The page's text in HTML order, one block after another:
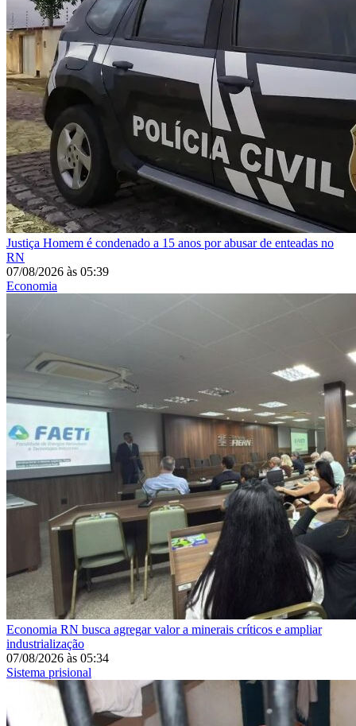
Justiça Homem é condenado a 15 anos por abusar de enteadas no
RN
07/08/2026 às 05:39
Economia
Economia RN busca agregar valor a minerais críticos e ampliar
industrialização
07/08/2026 às 05:34
Sistema prisional